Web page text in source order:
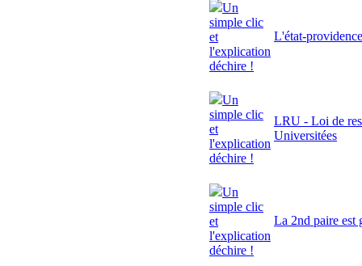
Un
simple clic
et
l'explication
déchire !
L'état-providence
Un
simple clic
et
l'explication
déchire !
LRU - Loi de
Universitées
Un
simple clic
et
l'explication
déchire !
La 2nd paire est